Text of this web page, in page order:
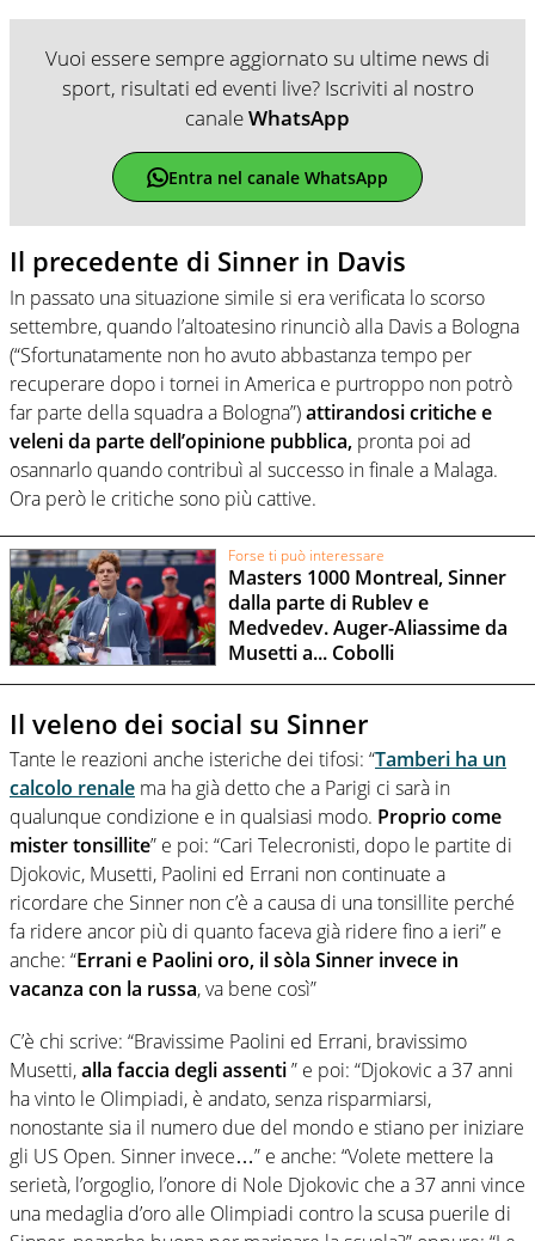
Vuoi essere sempre aggiornato su ultime news di
sport, risultati ed eventi live? Iscriviti al nostro
canaleWhatsApp
Entra nel canale WhatsApp
Il precedente di Sinner in Davis
In passato una situazione simile si era verificata lo scorso
settembre, quando l’altoatesino rinunciò alla Davis a Bologna
(“Sfortunatamente non ho avuto abbastanza tempo per
recuperare dopo i tornei in America e purtroppo non potrò
far parte della squadra a Bologna”)attirandosi critiche e
veleni da parte dell’opinione pubblica, pronta poi ad
osannarlo quando contribuì al successo in finale a Malaga.
Ora però le critiche sono più cattive.
Forse ti può interessare
Masters 1000 Montreal, Sinner
dalla parte di Rublev e
Medvedev. Auger-Aliassime da
Musetti a... Cobolli
Il veleno dei social su Sinner
Tante le reazioni anche isteriche dei tifosi: “Tamberi ha un
calcolo renale ma ha già detto che a Parigi ci sarà in
qualunque condizione e in qualsiasi modo. Proprio come
mister tonsillite” e poi: “Cari Telecronisti, dopo le partite di
Djokovic, Musetti, Paolini ed Errani non continuate a
ricordare che Sinner non c’è a causa di una tonsillite perché
fa ridere ancor più di quanto faceva già ridere fino a ieri” e
anche: “Errani e Paolini oro, il sòla Sinner invece in
vacanza con la russa, va bene così”
C’è chi scrive: “Bravissime Paolini ed Errani, bravissimo
Musetti,alla faccia degli assenti” e poi: “Djokovic a 37 anni
ha vinto le Olimpiadi, è andato, senza risparmiarsi,
nonostante sia il numero due del mondo e stiano per iniziare
gli US Open. Sinner invece…” e anche: “Volete mettere la
serietà, l’orgoglio, l’onore di Nole Djokovic che a 37 anni vince
una medaglia d’oro alle Olimpiadi contro la scusa puerile di